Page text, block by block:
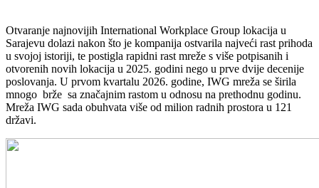
Otvaranje najnovijih International Workplace Group lokacija u
Sarajevu dolazi nakon što je kompanija ostvarila najveći rast prihoda
u svojoj istoriji, te postigla rapidni rast mreže s više potpisanih i
otvorenih novih lokacija u 2025. godini nego u prve dvije decenije
poslovanja. U prvom kvartalu 2026. godine, IWG mreža se širila
mnogo brže sa značajnim rastom u odnosu na prethodnu godinu.
Mreža IWG sada obuhvata više od milion radnih prostora u 121
državi.